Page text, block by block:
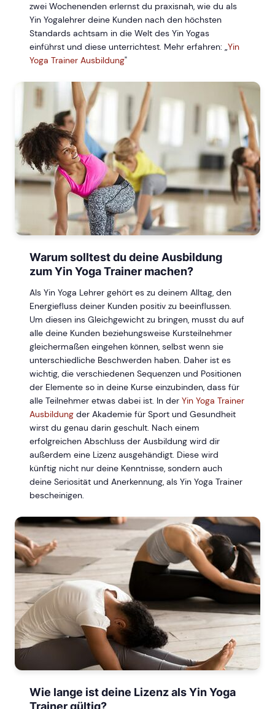
zwei Wochenenden erlernst du praxisnah, wie du als
Yin Yogalehrer deine Kunden nach den höchsten
Standards achtsam in die Welt des Yin Yogas
einführst und diese unterrichtest. Mehr erfahren: „Yin
Yoga Trainer Ausbildung"
Warum solltest du deine Ausbildung
zum Yin Yoga Trainer machen?
Als Yin Yoga Lehrer gehört es zu deinem Alltag, den
Energiefluss deiner Kunden positiv zu beeinflussen.
Um diesen ins Gleichgewicht zu bringen, musst du auf
alle deine Kunden beziehungsweise Kursteilnehmer
gleichermaßen eingehen können, selbst wenn sie
unterschiedliche Beschwerden haben. Daher ist es
wichtig, die verschiedenen Sequenzen und Positionen
der Elemente so in deine Kurse einzubinden, dass für
alle Teilnehmer etwas dabei ist. In der Yin Yoga Trainer
Ausbildung der Akademie für Sport und Gesundheit
wirst du genau darin geschult. Nach einem
erfolgreichen Abschluss der Ausbildung wird dir
außerdem eine Lizenz ausgehändigt. Diese wird
künftig nicht nur deine Kenntnisse, sondern auch
deine Seriosität und Anerkennung, als Yin Yoga Trainer
bescheinigen.
Wie lange ist deine Lizenz als Yin Yoga
Trainer gültig?